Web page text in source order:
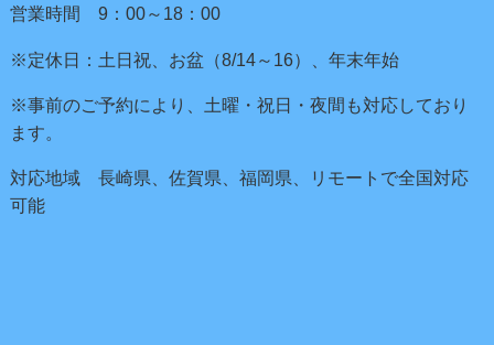
営業時間 9：00～18：00
※定休日：土日祝、お盆（8/14～16）、年末年始
※事前のご予約により、土曜・祝日・夜間も対応しており
ます。
対応地域 長崎県、佐賀県、福岡県、リモートで全国対応
可能